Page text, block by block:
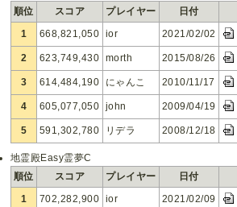
順位
スコア プレイヤー 日付
1
668,821,050 ior 2021/02/02
2
623,749,430 morth 2015/08/26
3
614,484,190 にゃんこ 2010/11/17
4
605,077,050 john 2009/04/19
5
591,302,780 リデラ 2008/12/18
地霊殿Easy霊夢C
順位
スコア プレイヤー 日付
1
702,282,900 ior 2021/02/09